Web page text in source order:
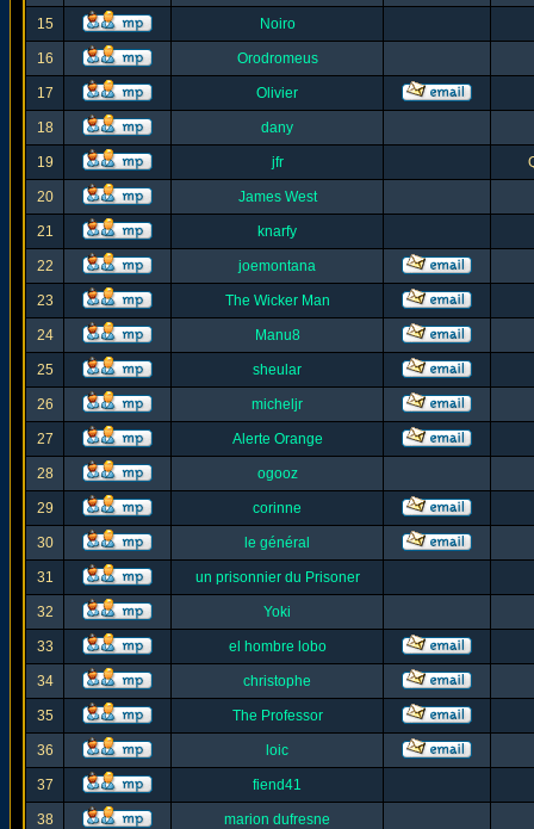
15 Noiro
16 Orodromeus
17 Olivier
18 dany
19 jfr
20 James West
21 knarfy
22 joemontana
23 The Wicker Man
24 Manu8
25 sheular
26 micheljr
27 Alerte Orange
28 ogooz
29 corinne
30 le général
31 un prisonnier du Prisoner
32 Yoki
33 el hombre lobo
34 christophe
35 The Professor
36 loic
37 fiend41
38 marion dufresne